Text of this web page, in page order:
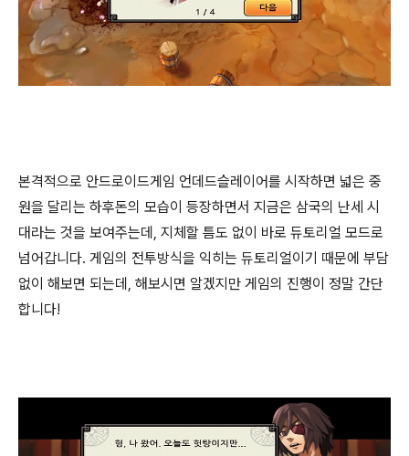
본격적으로 안드로이드게임 언데드슬레이어를 시작하면 넓은 중
원을 달리는 하후돈의 모습이 등장하면서 지금은 삼국의 난세 시
대라는 것을 보여주는데, 지체할 틈도 없이 바로 듀토리얼 모드로
넘어갑니다. 게임의 전투방식을 익히는 듀토리얼이기 때문에 부담
없이 해보면 되는데, 해보시면 알겠지만 게임의 진행이 정말 간단
합니다!